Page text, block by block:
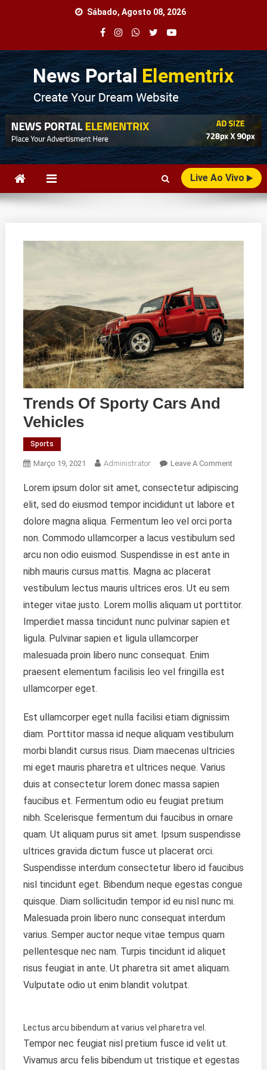
Sábado, Agosto 08, 2026
Agência Web
Seu Portal de Notícias!
Live Ao Vivo
Trends Of Sporty Cars And
Vehicles
Sports
Março 19, 2021 Administrator Leave A CommentOn
Of
Sporty
Lorem ipsum dolor sit amet, consectetur adipiscing
elit, sed do eiusmod tempor incididunt ut labore et
dolore magna aliqua. Fermentum leo vel orci porta
non. Commodo ullamcorper a lacus vestibulum sed
arcu non odio euismod. Suspendisse in est ante in
nibh mauris cursus mattis. Magna ac placerat
vestibulum lectus mauris ultrices eros. Ut eu sem
integer vitae justo. Lorem mollis aliquam ut porttitor.
Imperdiet massa tincidunt nunc pulvinar sapien et
ligula. Pulvinar sapien et ligula ullamcorper
malesuada proin libero nunc consequat. Enim
praesent elementum facilisis leo vel fringilla est
ullamcorper eget.
Est ullamcorper eget nulla facilisi etiam dignissim
diam. Porttitor massa id neque aliquam vestibulum
morbi blandit cursus risus. Diam maecenas ultricies
mi eget mauris pharetra et ultrices neque. Varius
duis at consectetur lorem donec massa sapien
faucibus et. Fermentum odio eu feugiat pretium
nibh. Scelerisque fermentum dui faucibus in ornare
quam. Ut aliquam purus sit amet. Ipsum suspendisse
ultrices gravida dictum fusce ut placerat orci.
Suspendisse interdum consectetur libero id faucibus
nisl tincidunt eget. Bibendum neque egestas congue
quisque. Diam sollicitudin tempor id eu nisl nunc mi.
Malesuada proin libero nunc consequat interdum
varius. Semper auctor neque vitae tempus quam
pellentesque nec nam. Turpis tincidunt id aliquet
risus feugiat in ante. Ut pharetra sit amet aliquam.
Vulputate odio ut enim blandit volutpat.
Lectus arcu bibendum at varius vel pharetra vel.
Tempor nec feugiat nisl pretium fusce id velit ut.
Vivamus arcu felis bibendum ut tristique et egestas